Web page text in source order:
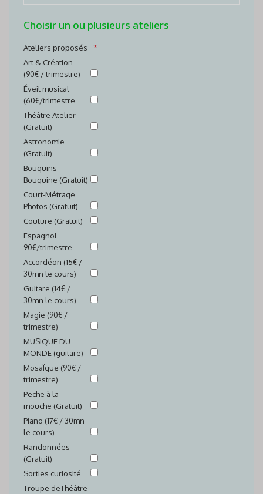
Choisir un ou plusieurs ateliers
Ateliers proposés
Art & Création
(90€ / trimestre)
Éveil musical
(60€/trimestre
Théâtre Atelier
(Gratuit)
Astronomie
(Gratuit)
Bouquins
Bouquine (Gratuit)
Court-Métrage
Photos (Gratuit)
Couture (Gratuit)
Espagnol
90€/trimestre
Accordéon (15€ /
30mn le cours)
Guitare (14€ /
30mn le cours)
Magie (90€ /
trimestre)
MUSIQUE DU
MONDE (guitare)
MosaÏque (90€ /
trimestre)
Peche à la
mouche (Gratuit)
Piano (17€ / 30mn
le cours)
Randonnées
(Gratuit)
Sorties curiosité
Troupe deThéâtre